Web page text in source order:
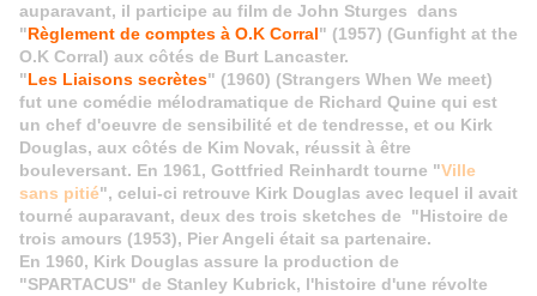
auparavant, il participe au film de John Sturges dans
"Règlement de comptes à O.K Corral" (1957) (Gunfight at the
O.K Corral) aux côtés de Burt Lancaster.
"Les Liaisons secrètes" (1960) (Strangers When We meet)
fut une comédie mélodramatique de Richard Quine qui est
un chef d'oeuvre de sensibilité et de tendresse, et ou Kirk
Douglas, aux côtés de Kim Novak, réussit à être
bouleversant. En 1961, Gottfried Reinhardt tourne "Ville
sans pitié", celui-ci retrouve Kirk Douglas avec lequel il avait
tourné auparavant, deux des trois sketches de "Histoire de
trois amours (1953), Pier Angeli était sa partenaire.
En 1960, Kirk Douglas assure la production de
"SPARTACUS" de Stanley Kubrick, l'histoire d'une révolte